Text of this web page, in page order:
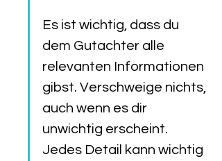
Es ist wichtig, dass du
dem Gutachter alle
relevanten Informationen
gibst. Verschweige nichts,
auch wenn es dir
unwichtig erscheint.
Jedes Detail kann wichtig